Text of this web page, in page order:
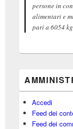
persone in
alimentari e
pari a 6054
Accedi
Feed dei
Feed dei